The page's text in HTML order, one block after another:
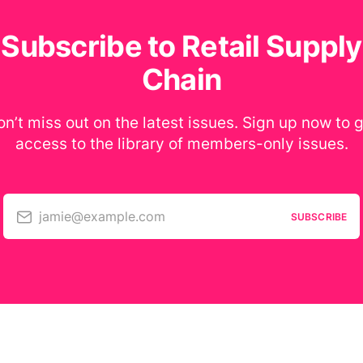
Subscribe to Retail Supply
Chain
miss out on the latest issues. Sign up now to
access to the library of members-only issues.
jamie@example.com SUBSCRIBE